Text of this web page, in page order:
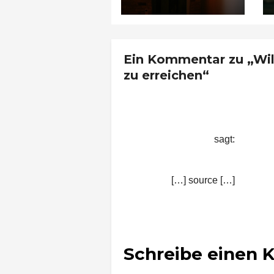
Qualität nach zwei
Jahren rechnet
Ein Kommentar zu
zu erreichen“
sagt:
[…] source […]
Schreibe einen